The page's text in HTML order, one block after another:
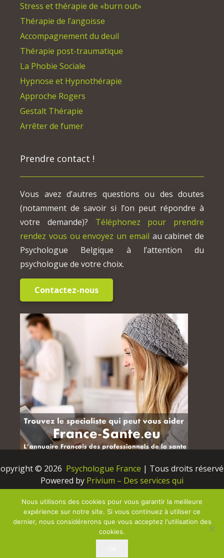
Stress et thérapie de «burn out»
Thérapie de l’angoisse
Accompagnement du deuil
Thérapie post-traumatique
La Phobie Sociale
Hypnose et Hypnothérapie
Approche Rogers
Gestalt Thérapie
Arrêter de fumer
Prendre contact !
Vous avez d’autres questions ou des doutes
(notamment de savoir si l’on peut répondre à
votre demande)? Téléphonez pour prendre
rendez vous ou envoyez un email au cabinet de
Psychologue Belgique à l’attention du
psychologue de votre choix.
Contactez-nous
© 2026 Psychologue France | Tous droits
Powered by Privium – Des services qui
psychotherapeutes et hypnotherapeutes.
RGPD – Politique de Protection de la Vie Privée
Nous utilisons des cookies pour vous garantir la meilleure
expérience sur notre site. Si vous continuez à utiliser ce
dernier, nous considérerons que vous acceptez l'utilisation des
cookies.